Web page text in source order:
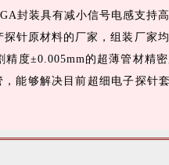
封装具有减小信号电感支持
针原材料的厂家，组装厂家
度±0.005mm的超薄管材精
能够解决目前超细电子探针